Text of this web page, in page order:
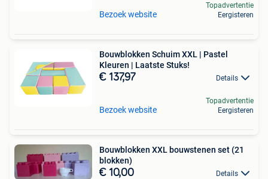
Bezoek website
Topadvertentie
Eergisteren
Bouwblokken Schuim XXL | Pastel
Kleuren | Laatste Stuks!
€ 137,97 Details
Bezoek website
Topadvertentie
Eergisteren
Bouwblokken XXL bouwstenen set (21
blokken)
€ 10,00 Details